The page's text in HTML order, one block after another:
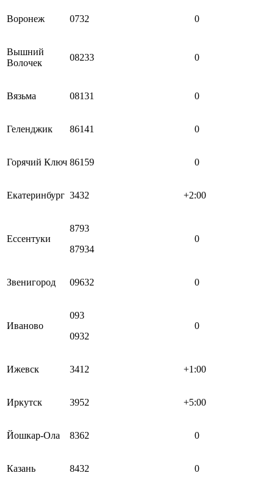
Воронеж 0732 0
Вышний
Волочек
08233 0
Вязьма 08131 0
Геленджик 86141 0
Горячий Ключ 86159 0
Екатеринбург 3432 +2:00
Ессентуки
8793
87934
0
Звенигород 09632 0
Иваново
093
0932
0
Ижевск 3412 +1:00
Иркутск 3952 +5:00
Йошкар-Ола 8362 0
Казань 8432 0